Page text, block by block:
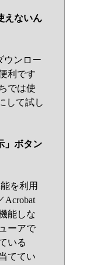
えないん
ウンロー
利です
では使
して試し
」ボタン
を利用
Acrobat
能しな
ーアで
いる
ててい